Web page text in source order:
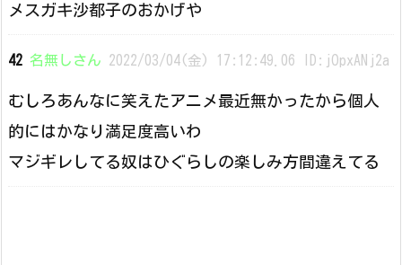
メスガキ沙都子のおかげや
42 名無しさん 2022/03/04(金) 17:12:49.06 ID:jOpxANj2a
むしろあんなに笑えたアニメ最近無かったから個人
的にはかなり満足度高いわ
マジギレしてる奴はひぐらしの楽しみ方間違えてる